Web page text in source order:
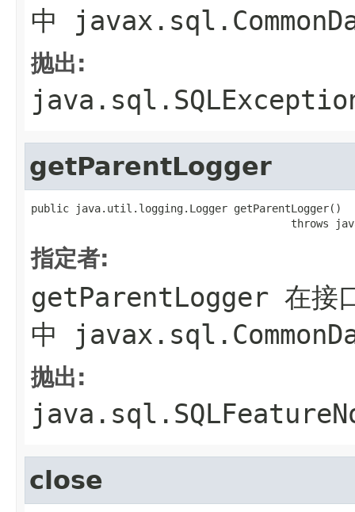
中
抛出:
getParentLogger
public java.util.logging.Logger getParentLogger()
throws
指定者:
getParentLogger 在接
中
抛出:
close